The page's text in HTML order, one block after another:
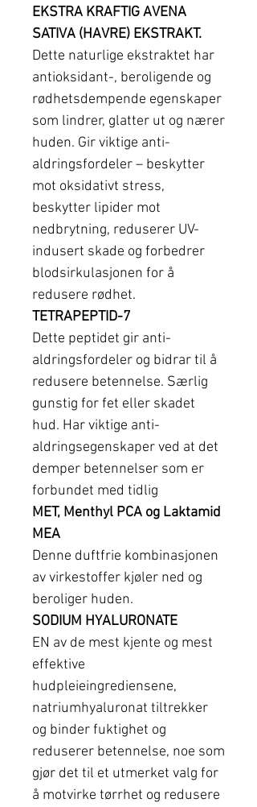
EKSTRA KRAFTIG AVENA
SATIVA (HAVRE) EKSTRAKT.
Dette naturlige ekstraktet har
antioksidant-, beroligende og
rødhetsdempende egenskaper
som lindrer, glatter ut og nærer
huden. Gir viktige anti-
aldringsfordeler – beskytter
mot oksidativt stress,
beskytter lipider mot
nedbrytning, reduserer UV-
indusert skade og forbedrer
blodsirkulasjonen for å
redusere rødhet.
TETRAPEPTID-7
Dette peptidet gir anti-
aldringsfordeler og bidrar til å
redusere betennelse. Særlig
gunstig for fet eller skadet
hud. Har viktige anti-
aldringsegenskaper ved at det
demper betennelser som er
forbundet med tidlig
MET, Menthyl PCA og Laktamid
MEA
Denne duftfrie kombinasjonen
av virkestoffer kjøler ned og
beroliger huden.
SODIUM HYALURONATE
EN av de mest kjente og mest
effektive
hudpleieingrediensene,
natriumhyaluronat tiltrekker
og binder fuktighet og
reduserer betennelse, noe som
gjør det til et utmerket valg for
å motvirke tørrhet og redusere